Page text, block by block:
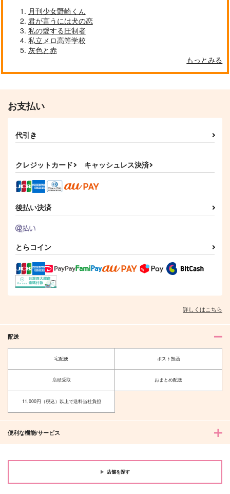
好きとおかえり
クールぶり男子と激重男子 1 恋のふりして君を呼ぶ
平野と鍵浦 7
そんなに言うなら抱いてやる ファミレス行こ。 下
オレはお前に推されたい!! 隠れ狼と流され子羊
夫を味方にする方法 5 甘くて熱くて息もできない 4
北山くんと南谷くん －お付き合い1 ふたりよがりなメルティチャーム 1
月刊少女野崎くん
君が言うには犬の恋
私の愛する圧制者
私立メロ高等学校
灰色と赤
もっとみる
お支払い
代引き
クレジットカード キャッシュレス決済
後払い決済
とらコイン
詳しくはこちら
配送
宅配便 ポスト投函
店頭受取 おまとめ配送
11,000円（税込）以上で送料当社負担
便利な機能/サービス
店舗を探す